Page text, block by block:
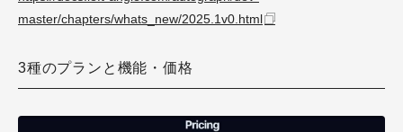
master/chapters/whats_new/2025.1v0.html
3種のプランと機能・価格